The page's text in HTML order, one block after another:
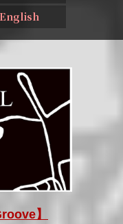
English
】